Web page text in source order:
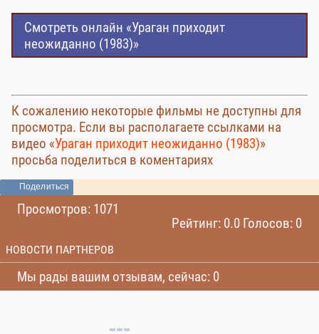
Смотреть онлайн «Ураган приходит
неожиданно (1983)»
К сожалению некоторые фильмы не доступны для
просмотра. Если вы располагаете ссылками на
видео «Ураган приходит неожиданно (1983)»
просьба поделиться в коментариях
Поделиться
Просмотров: 1071
Рейтинг: 0.0 Голосов: 0
НОВОСТИ ПАРТНЕРОВ
Мы рады вашим отзывам, сейчас: 0